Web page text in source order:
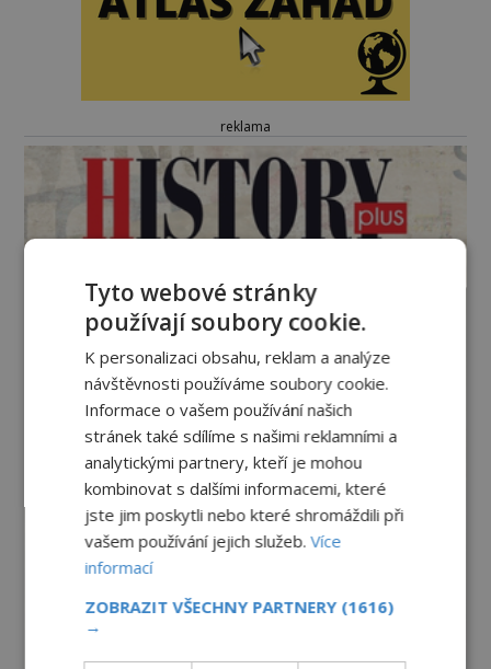
reklama
Tyto webové stránky
používají soubory cookie.
K personalizaci obsahu, reklam a analýze
návštěvnosti používáme soubory cookie.
Informace o vašem používání našich
stránek také sdílíme s našimi reklamními a
analytickými partnery, kteří je mohou
kombinovat s dalšími informacemi, které
jste jim poskytli nebo které shromáždili při
vašem používání jejich služeb.Více
informací
ZOBRAZIT VŠECHNY PARTNERY (1616)
→